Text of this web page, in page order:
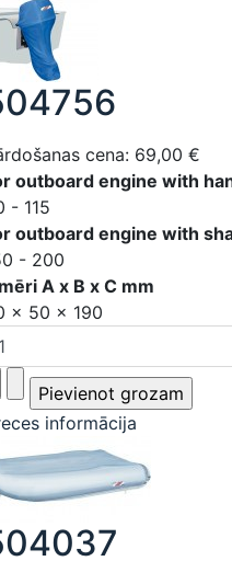
cena: 69,00 €
outboard engine with
- 115
outboard engine with
- 200
A x B x C mm
x 50 x 190
informācija